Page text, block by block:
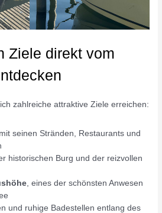
Ziele direkt vom
zahlreiche attraktive Ziele erreichen:
mit seinen Stränden, Restaurants und
historischen Burg und der reizvollen
, eines der schönsten Anwesen
und ruhige Badestellen entlang des